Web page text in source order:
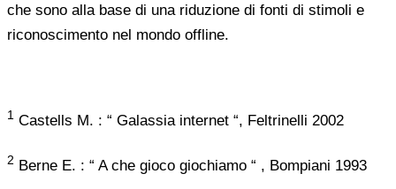
che sono alla base di una riduzione di fonti di stimoli e
riconoscimento nel mondo offline.
1 Castells M. : “ Galassia internet “, Feltrinelli 2002
2 Berne E. : “ A che gioco giochiamo “ , Bompiani 1993